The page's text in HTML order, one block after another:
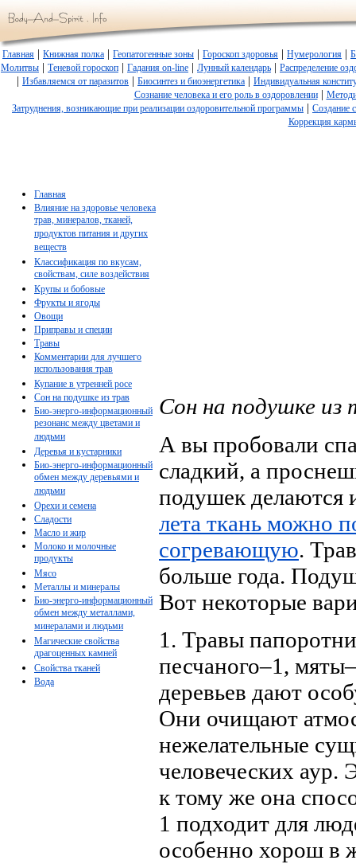
Главная | Книжная полка | Геопатогенные зоны | Гороскоп здоровья | Нумерология |
Молитвы | Теневой гороскоп | Гадания on-line | Лунный календарь | Распределение
| Избавляемся от паразитов | Биосинтез и биоэнергетика | Индивидуальная
Сознание человека и его роль в оздоровлении|
Затруднения, возникающие при реализации оздоровительной программы | Создание
Коррекция
Сон на подушке из
А вы пробовали
сладкий, а
подушек делаются
лета ткань можно
согревающую.
больше года.
Вот некоторые
1. Травы
песчаного–1,
деревьев дают
Они очищают
нежелательные
человеческих
к тому же она
1 подходит для
особенно хорош в
Главная
Влияние на здоровье человека
трав, минералов, тканей,
продуктов питания и других
веществ
Классификация по вкусам,
свойствам, силе воздействия
Крупы и бобовые
Фрукты и ягоды
Овощи
Приправы и специи
Травы
Комментарии для лучшего
использования трав
Купание в утренней росе
Сон на подушке из трав
Био-энерго-информационный
резонанс между цветами и
людьми
Деревья и кустарники
Био-энерго-информационный
обмен между деревьями и
людьми
Орехи и семена
Сладости
Масло и жир
Молоко и молочные
продукты
Мясо
Металлы и минералы
Био-энерго-информационный
обмен между металлами,
минералами и людьми
Магические свойства
драгоценных камней
Свойства тканей
Вода